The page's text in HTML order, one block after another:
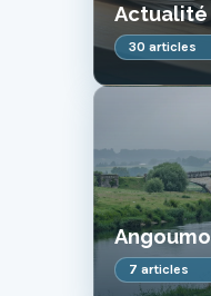
Actualité
30 articles
7 articles